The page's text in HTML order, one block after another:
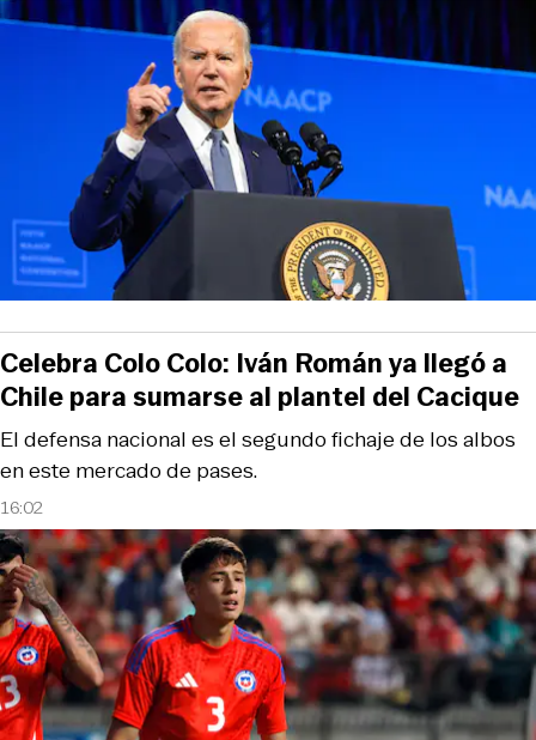
16:02
El defensa nacional es el segundo fichaje de los albos
en este mercado de pases.
Celebra Colo Colo: Iván Román ya llegó a
Chile para sumarse al plantel del Cacique